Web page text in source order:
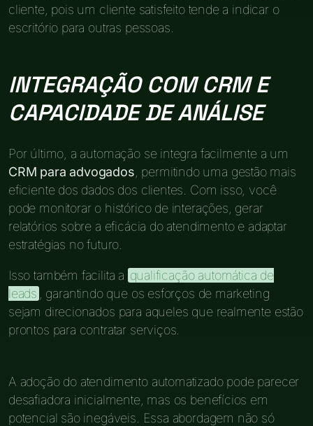
cliente, pois um cliente satisfeito tende a indicar o
escritório para outras pessoas.
INTEGRAÇÃO COM CRM E
CAPACIDADE DE ANÁLISE
Por último, a automação se integra facilmente a um
CRM para advogados , permitindo uma gestão mais
eficiente dos dados dos clientes. Com isso, você
pode monitorar o histórico de interações, gerar
relatórios sobre a eficácia do atendimento e adaptar
estratégias no futuro.
Isso também facilita a qualificação automática de
leads
, garantindo que os esforços de marketing
sejam direcionados para aqueles que realmente estão
prontos para contratar serviços.
A adoção do atendimento automatizado pode parecer
desafiadora inicialmente, mas os benefícios em
potencial são inegáveis. Essa abordagem não só